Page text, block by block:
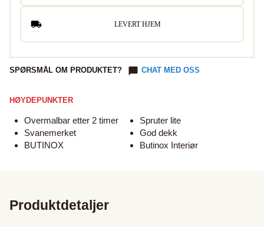
LEVERT HJEM
SPØRSMÅL OM PRODUKTET? CHAT MED OSS
HØYDEPUNKTER
Overmalbar etter 2 timer
Svanemerket
BUTINOX
Spruter lite
God dekk
Butinox Interiør
Produktdetaljer